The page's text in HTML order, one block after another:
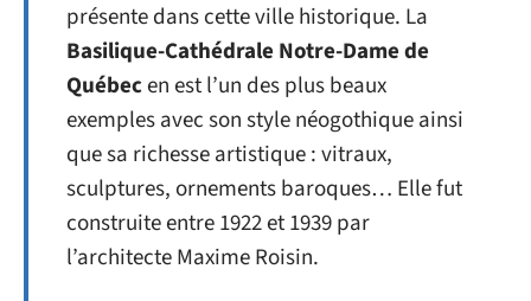
présente dans cette ville historique. La
Basilique-Cathédrale Notre-Dame de
Québecen est l’un des plus beaux
exemples avec son style néogothique ainsi
que sa richesse artistique : vitraux,
sculptures, ornements baroques… Elle fut
construite entre 1922 et 1939 par
l’architecte Maxime Roisin.